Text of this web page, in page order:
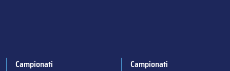
Campionati
Campionati